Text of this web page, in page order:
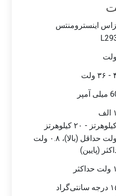
اینسترومنتس
۲ ولت حداقل (بالا)، ۰.۸ ولت
(پایین)